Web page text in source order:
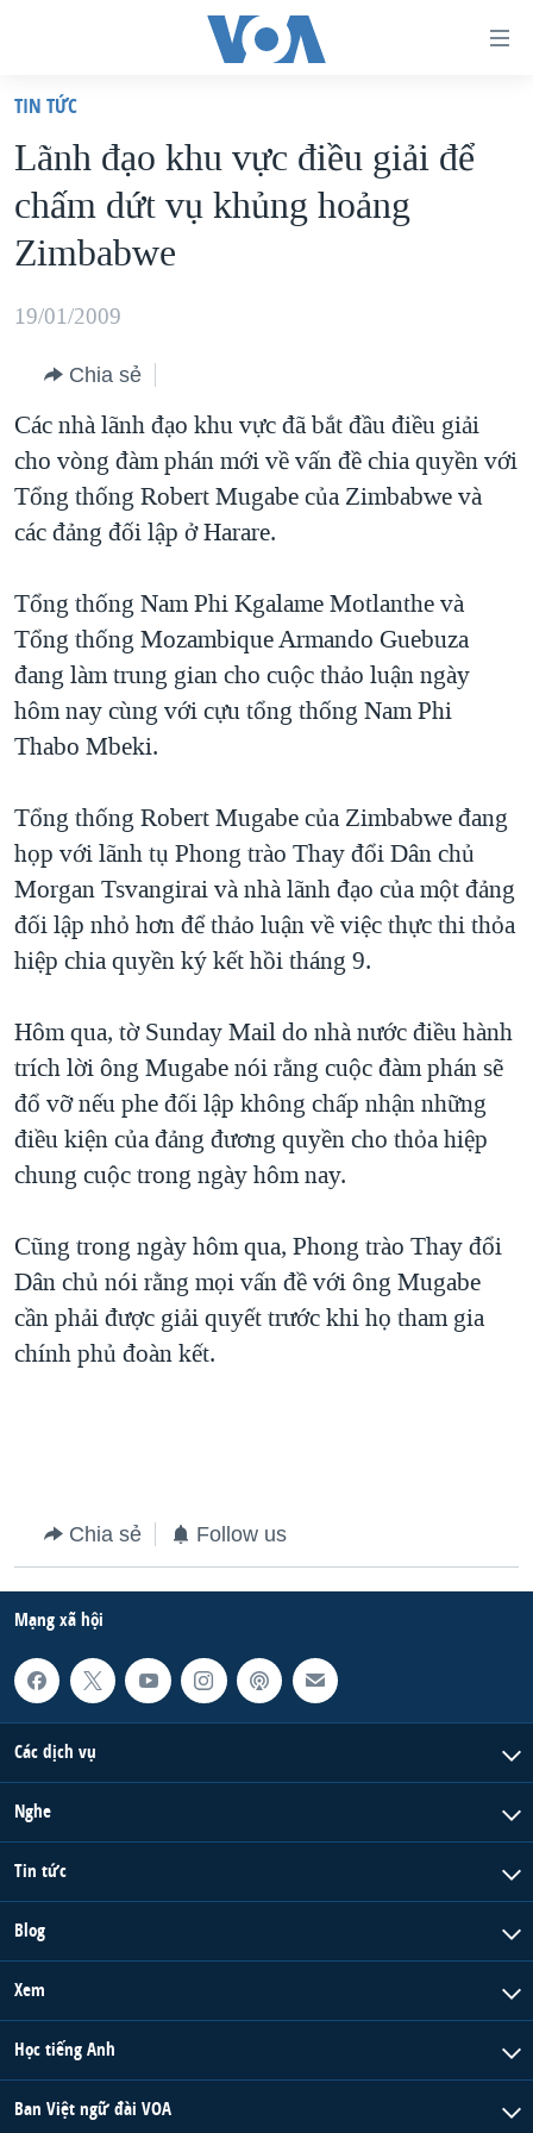
truy
cập
Tới
nội
chính
hướng
chính
Đi
tới
VIỆT NAM
HOA KỲ
BIỂN ĐÔNG
THẾ GIỚI
DIỄN ĐÀN
MỤC
TỰ DO BÁO CHÍ
VẠCH TRẦN TIN GIẢ
ĐỜI SỐNG
KINH TẾ
KHOA HỌC
SỨC KHOẺ
THỂ THAO
GIÁO DỤC
CHUYÊN ĐỀ
CHIẾN TRANH THƯƠNG MẠI CỦA MỸ: QUÁ KHỨ VÀ HIỆN
TẠI
MỘT NĂM CHIẾN TRANH TẠI DẢI GAZA
GIẢI MÃ VÀNH ĐAI & CON ĐƯỜNG
NGÀY TỊ NẠN THẾ GIỚI
TRỊNH VĨNH BÌNH - NGƯỜI HẠ 'BÊN THẮNG CUỘC'
CÁC GIÁ TRỊ CỘNG HÒA Ở VIỆT NAM
THƯỢNG ĐỈNH TRUMP-KIM TẠI VIỆT NAM
TRỊNH VĨNH BÌNH VS. CHÍNH PHỦ VIỆT NAM
BÊN KIA QUỐC LỘ: TIẾNG VỌNG TỪ NÔNG THÔN MỸ
QUAN HỆ VIỆT MỸ
HỌC TIẾNG ANH
NGHE
MẠNG XÃ HỘI
TIN TỨC
Lãnh đạo khu vực điều giải để
chấm dứt vụ khủng hoảng
Zimbabwe
19/01/2009
Chia sẻ
Các nhà lãnh đạo khu vực đã bắt đầu điều giải
cho vòng đàm phán mới về vấn đề chia quyền với
Tổng thống Robert Mugabe của Zimbabwe và
các đảng đối lập ở Harare.
Tổng thống Nam Phi Kgalame Motlanthe và
Tổng thống Mozambique Armando Guebuza
đang làm trung gian cho cuộc thảo luận ngày
hôm nay cùng với cựu tổng thống Nam Phi
Thabo Mbeki.
Tổng thống Robert Mugabe của Zimbabwe đang
họp với lãnh tụ Phong trào Thay đổi Dân chủ
Morgan Tsvangirai và nhà lãnh đạo của một đảng
đối lập nhỏ hơn để thảo luận về việc thực thi thỏa
hiệp chia quyền ký kết hồi tháng 9.
Hôm qua, tờ Sunday Mail do nhà nước điều hành
trích lời ông Mugabe nói rằng cuộc đàm phán sẽ
đổ vỡ nếu phe đối lập không chấp nhận những
điều kiện của đảng đương quyền cho thỏa hiệp
chung cuộc trong ngày hôm nay.
Cũng trong ngày hôm qua, Phong trào Thay đổi
Dân chủ nói rằng mọi vấn đề với ông Mugabe
cần phải được giải quyết trước khi họ tham gia
chính phủ đoàn kết.
Chia sẻ Follow us
Mạng xã hội
Các dịch vụ
Nghe
Tin tức
Blog
Xem
Học tiếng Anh
Ban Việt ngữ đài VOA